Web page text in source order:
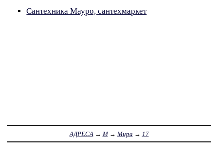
Сантехника Мауро, сантехмаркет
АДРЕСА → М→ Мира → 17